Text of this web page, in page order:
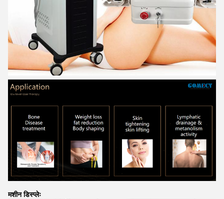
मशीन डिस्प्लेः